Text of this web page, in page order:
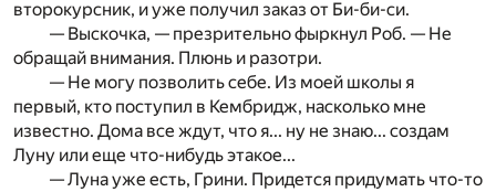
второкурсник, и уже получил заказ от Би-би-си.
— Выскочка, — презрительно фыркнул Роб. — Не
обращай внимания. Плюнь и разотри.
— Не могу позволить себе. Из моей школы я
первый, кто поступил в Кембридж, насколько мне
известно. Дома все ждут, что я... ну не знаю... создам
Луну или еще что-нибудь этакое...
— Луна уже есть, Грини. Придется придумать что-то